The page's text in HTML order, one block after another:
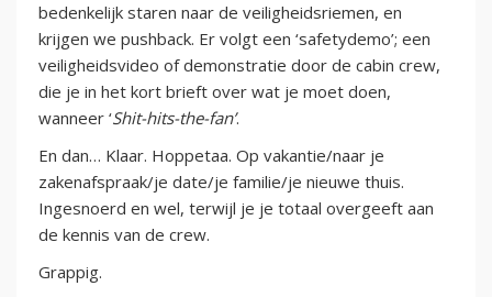
bedenkelijk staren naar de veiligheidsriemen, en
krijgen we pushback. Er volgt een ‘safetydemo’; een
veiligheidsvideo of demonstratie door de cabin crew,
die je in het kort brieft over wat je moet doen,
wanneer ‘Shit-hits-the-fan’.
En dan… Klaar. Hoppetaa. Op vakantie/naar je
zakenafspraak/je date/je familie/je nieuwe thuis.
Ingesnoerd en wel, terwijl je je totaal overgeeft aan
de kennis van de crew.
Grappig.